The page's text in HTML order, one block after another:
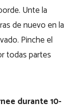
Unte la
de nuevo en la
Pinche el
todas partes
durante 10-